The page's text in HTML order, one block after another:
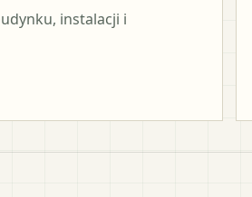
instalacji i